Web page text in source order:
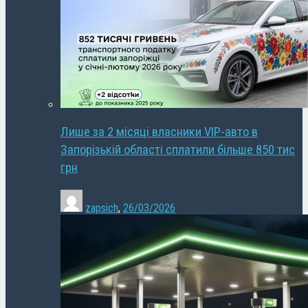
Лише за 2 місяці власники VIP-авто в
Запорізькій області сплатили більше 850 тис
грн
zapsich, 26/03/2026